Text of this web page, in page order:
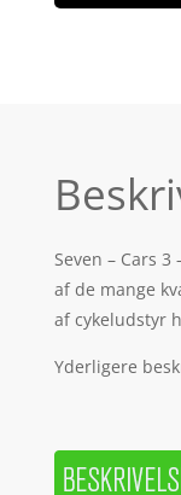
Seven – Cars
af de mange
af cykeludstyr
Yderligere